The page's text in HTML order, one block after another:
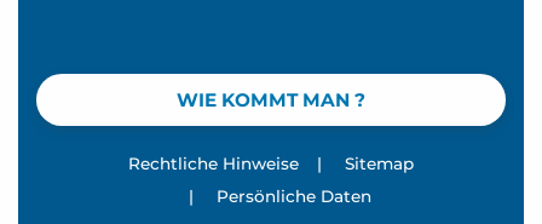
WIE KOMMT MAN ?
Rechtliche Hinweise |
Sitemap
|
Persönliche Daten